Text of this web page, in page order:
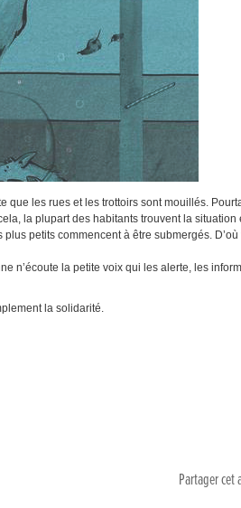
que les rues et les trottoirs sont mouillés.
la plupart des habitants trouvent la situation
petits commencent à être submergés. D’où
n’écoute la petite voix qui les alerte, les
la solidarité.
Partager cet